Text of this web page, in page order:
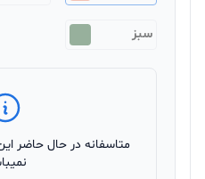
سبز
متاسفانه در حال حاضر